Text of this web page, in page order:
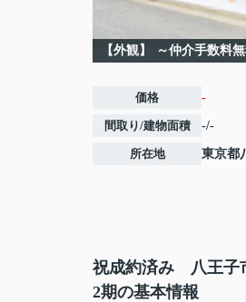
【外観】 ～仲介手数料
価格 -
間取り/建物面積 -/-
所在地 東京都
祝成約済み 八王
2期の基本情報